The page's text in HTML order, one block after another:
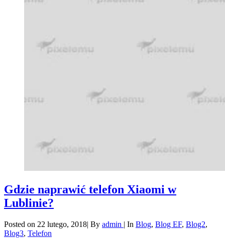
Gdzie naprawić telefon Xiaomi w
Lublinie?
Posted on 22 lutego, 2018| By admin | In Blog, Blog EF, Blog2,
Blog3, Telefon